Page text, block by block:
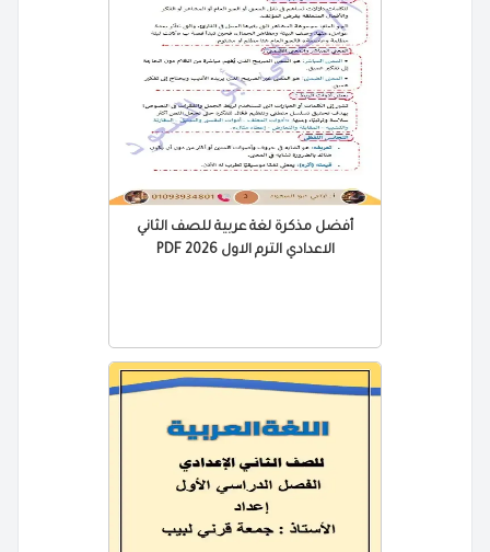
أفضل مذكرة لغة عربية للصف الثاني
الاعدادي الترم الاول PDF 2026